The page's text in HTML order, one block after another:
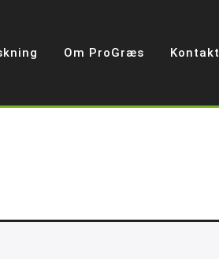
Om ProGræs Kontakt